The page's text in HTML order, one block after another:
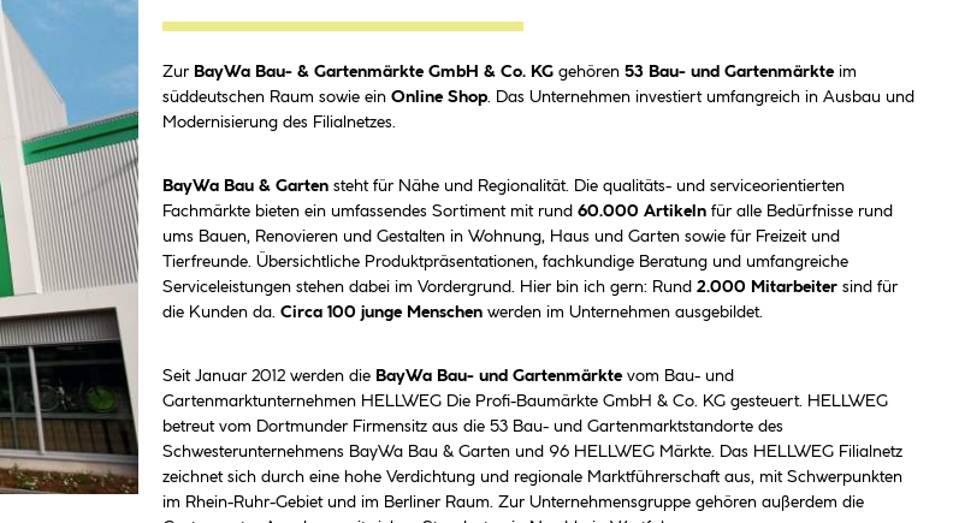
Zur BayWa Bau- & Gartenmärkte GmbH & Co. KG gehören 53 Bau- und Gartenmärkte im
süddeutschen Raum sowie ein Online Shop. Das Unternehmen investiert umfangreich in Ausbau und
Modernisierung des Filialnetzes.
BayWa Bau & Garten steht für Nähe und Regionalität. Die qualitäts- und serviceorientierten
Fachmärkte bieten ein umfassendes Sortiment mit rund 60.000 Artikeln für alle Bedürfnisse rund
ums Bauen, Renovieren und Gestalten in Wohnung, Haus und Garten sowie für Freizeit und
Tierfreunde. Übersichtliche Produktpräsentationen, fachkundige Beratung und umfangreiche
Serviceleistungen stehen dabei im Vordergrund. Hier bin ich gern: Rund 2.000 Mitarbeiter sind für
die Kunden da. Circa 100 junge Menschen werden im Unternehmen ausgebildet.
Seit Januar 2012 werden die BayWa Bau- und Gartenmärkte vom Bau- und
Gartenmarktunternehmen HELLWEG Die Profi-Baumärkte GmbH & Co. KG gesteuert. HELLWEG
betreut vom Dortmunder Firmensitz aus die 53 Bau- und Gartenmarktstandorte des
Schwesterunternehmens BayWa Bau & Garten und 96 HELLWEG Märkte. Das HELLWEG Filialnetz
zeichnet sich durch eine hohe Verdichtung und regionale Marktführerschaft aus, mit Schwerpunkten
im Rhein-Ruhr-Gebiet und im Berliner Raum. Zur Unternehmensgruppe gehören außerdem die